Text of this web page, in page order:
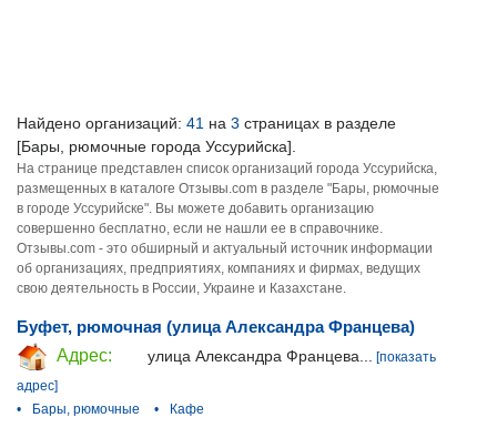
Найдено организаций: 41 на 3 страницах в разделе
[Бары, рюмочные города Уссурийска].
На странице представлен список организаций города Уссурийска,
размещенных в каталоге Отзывы.com в разделе "Бары, рюмочные
в городе Уссурийске". Вы можете добавить организацию
совершенно бесплатно, если не нашли ее в справочнике.
Отзывы.com - это обширный и актуальный источник информации
об организациях, предприятиях, компаниях и фирмах, ведущих
свою деятельность в России, Украине и Казахстане.
Буфет, рюмочная (улица Александра Францева)
Адрес:
улица Александра Францева...
[показать
адрес]
•
Бары, рюмочные • Кафе